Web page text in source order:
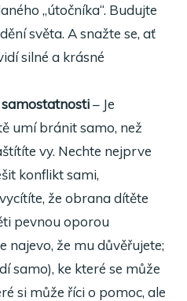
„útočníka“. Budujte
světa. A snažte se, ať
silné a krásné
– Je
umí bránit samo, než
vy. Nechte nejprve
konflikt sami,
že obrana dítěte
pevnou oporou
najevo, že mu důvěřujete;
samo), ke které se může
si může říci o pomoc, ale